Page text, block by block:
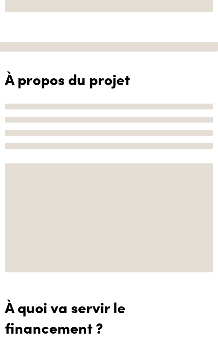
À propos du projet
À quoi va servir le
financement ?